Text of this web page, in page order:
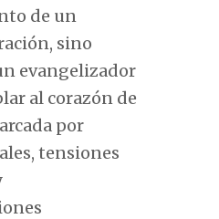
de un
sino
evangelizador
al corazón de
por
tensiones